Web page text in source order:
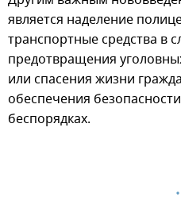
является наделение
транспортные средства в
предотвращения
или спасения жизни
обеспечения
беспорядках.